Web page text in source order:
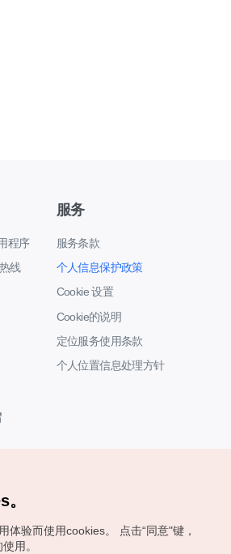
程序
线
服务
服务条款
个人信息保护政策
Cookie 设置
Cookie的说明
定位服务使用条款
个人位置信息处理方针
体验而使用cookies。
点击“同意"键，
用。